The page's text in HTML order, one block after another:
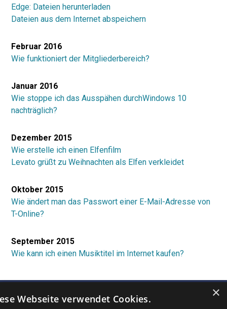
Edge: Dateien herunterladen
Dateien aus dem Internet abspeichern
Februar 2016
Wie funktioniert der Mitgliederbereich?
Januar 2016
Wie stoppe ich das Ausspähen durchWindows 10
nachträglich?
Dezember 2015
Wie erstelle ich einen Elfenfilm
Levato grüßt zu Weihnachten als Elfen verkleidet
Oktober 2015
Wie ändert man das Passwort einer E-Mail-Adresse von
T-Online?
September 2015
Wie kann ich einen Musiktitel im Internet kaufen?
×
Webseite verwendet Cookies.